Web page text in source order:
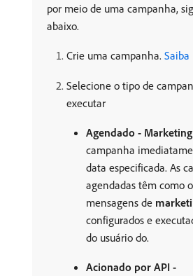
por meio de uma campanha,
abaixo.
Crie uma campanha. Saiba
Selecione o tipo de
executar
Agendado - Marketing
campanha
data especificada. As
agendadas têm como
mensagens de
configurados e
do usuário do.
Acionado por API -